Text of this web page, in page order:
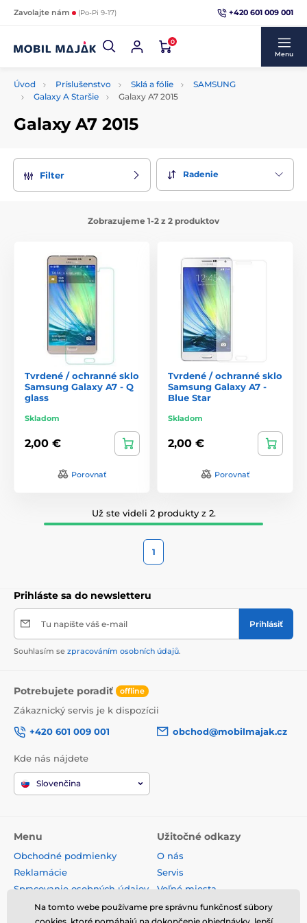
Zavolajte nám (Po-Pi 9-17) +420 601 009 001
0
Menu
Úvod Príslušenstvo Sklá a fólie
SAMSUNG
Galaxy A Staršie
Galaxy A7 2015
Galaxy A7 2015
Filter Radenie
Zobrazujeme 1-2 z 2 produktov
Tvrdené / ochranné sklo
Samsung Galaxy A7 - Q
glass
Skladom
2,00 €
Porovnať
Tvrdené / ochranné sklo
Samsung Galaxy A7 -
Blue Star
Skladom
2,00 €
Porovnať
Už ste videli 2 produkty z 2.
1
Prihláste sa do newsletteru
Tu napíšte váš e-mail Prihlásiť
Souhlasím se zpracováním osobních údajů.
Potrebujete poradiť offline
Zákaznický servis je k dispozícii
+420 601 009 001
obchod@mobilmajak.cz
Kde nás nájdete
Slovenčina
Menu
Obchodné podmienky
Reklamácie
Spracovanie osobných údajov
Doprava a platba
Užitočné odkazy
O nás
Servis
Voľné miesta
Kontakt
Na tomto webe používame pre správnu funkčnosť súbory